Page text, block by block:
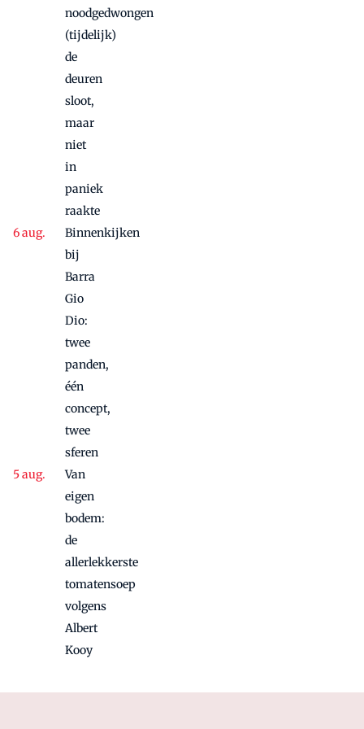
noodgedwongen
(tijdelijk)
de
deuren
sloot,
maar
niet
in
paniek
raakte
Binnenkijken
bij
Barra
Gio
Dio:
twee
panden,
één
concept,
twee
sferen
Van
eigen
bodem:
de
allerlekkerste
tomatensoep
volgens
Albert
Kooy